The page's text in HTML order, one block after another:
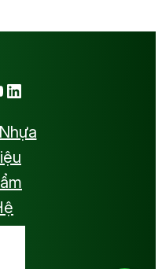
LinkedIn